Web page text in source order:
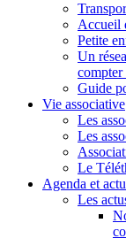
Accueil
Petite
Un
compter
Guide
Vie associative
Les
Les
Le
Agenda et
Les